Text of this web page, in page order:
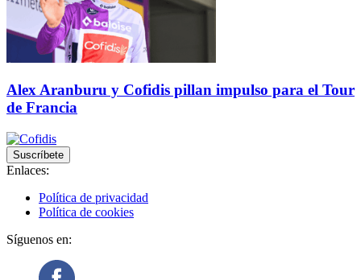
Alex Aranburu y Cofidis pillan impulso para el Tour
de Francia
Suscríbete
Enlaces:
Política de privacidad
Política de cookies
Síguenos en: